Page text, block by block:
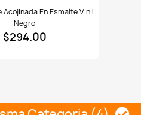
Acojinada En Esmalte Vinil
Negro
$294.00